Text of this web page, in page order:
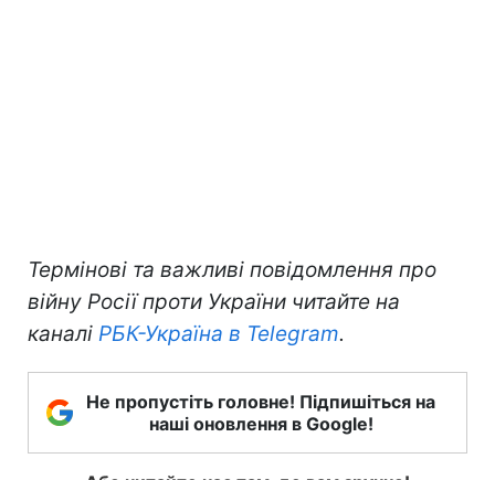
Термінові та важливі повідомлення про
війну Росії проти України читайте на
каналі РБК-Україна в Telegram.
Не пропустіть головне! Підпишіться на
наші оновлення в Google!